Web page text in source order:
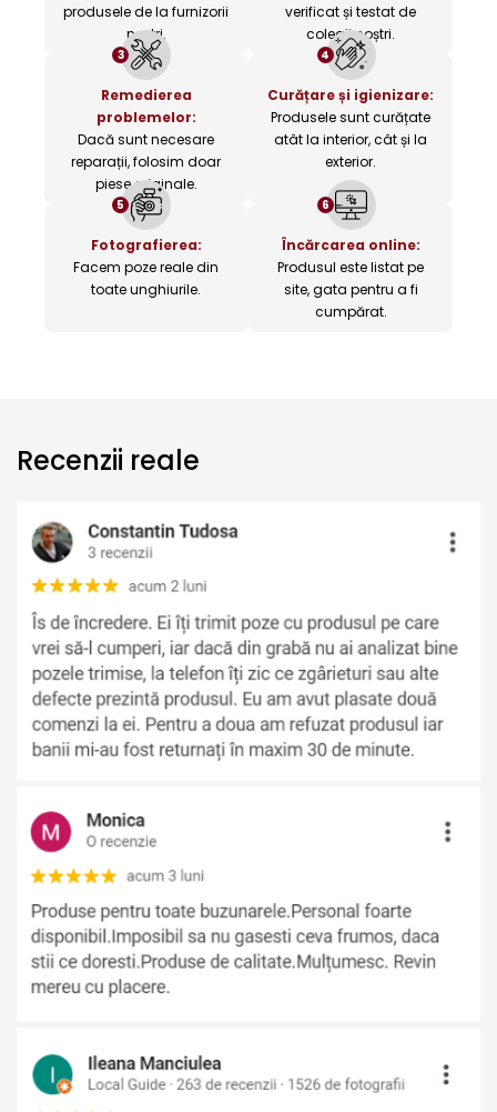
produsele de la furnizorii
noștri.
verificat și testat de
colegii noștri.
3
Remedierea
problemelor:
Dacă sunt necesare
reparații, folosim doar
piese originale.
4
Curățare și igienizare:
Produsele sunt curățate
atât la interior, cât și la
exterior.
5
Fotografierea:
Facem poze reale din
toate unghiurile.
6
Încărcarea online:
Produsul este listat pe
site, gata pentru a fi
cumpărat.
Recenzii reale